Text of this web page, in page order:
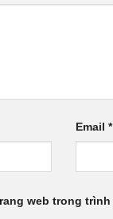
Email*
web trong